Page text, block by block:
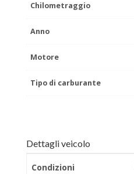
Chilometraggio
Anno
Motore
Tipo di carburante
Dettagli veicolo
Condizioni